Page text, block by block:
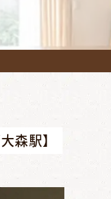
森駅】